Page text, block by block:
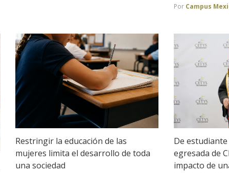
Por Campus
Restringir la educación de las
mujeres limita el desarrollo de toda
una sociedad
De
egresada de
impacto de